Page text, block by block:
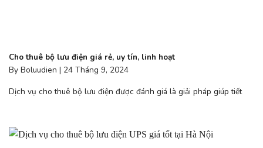
Cho thuê bộ lưu điện giá rẻ, uy tín, linh hoạt
By Boluudien | 24 Tháng 9, 2024
Dịch vụ cho thuê bộ lưu điện được đánh giá là giải pháp giúp tiết